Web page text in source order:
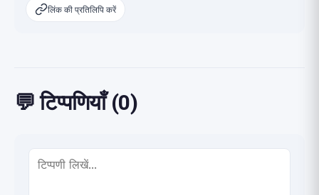
लिंक की प्रतिलिपि करें
💬 टिप्पणियाँ (0)